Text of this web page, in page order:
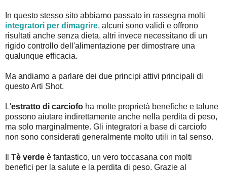
In questo stesso sito abbiamo passato in rassegna molti
integratori per dimagrire, alcuni sono validi e offrono
risultati anche senza dieta, altri invece necessitano di un
rigido controllo dell'alimentazione per dimostrare una
qualunque efficacia.
Ma andiamo a parlare dei due principi attivi principali di
questo Arti Shot.
L'estratto di carciofo ha molte proprietà benefiche e talune
possono aiutare indirettamente anche nella perdita di peso,
ma solo marginalmente. Gli integratori a base di carciofo
non sono considerati generalmente molto utili in tal senso.
Tè verde è fantastico, un vero toccasana con molti
benefici per la salute e la perdita di peso. Grazie al